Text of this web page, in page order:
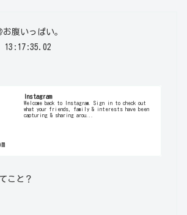
腹いっぱい。
13:17:35.02
Instagram
Welcome back to Instagram. Sign in to check out
what your friends, family & interests have been
capturing & sharing arou...
こと？